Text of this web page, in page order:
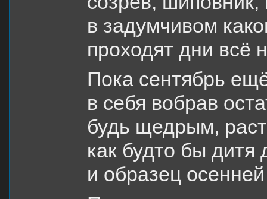
в задумчивом
проходят дни всё
Пока сентябрь
в себя вобрав
будь щедрым,
как будто бы дитя
и образец